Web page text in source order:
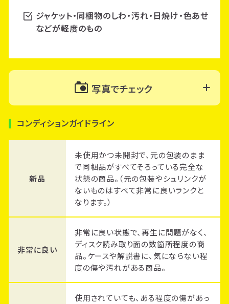
ジャケット・同梱物のしわ・汚れ・日焼け・色あせ
などが軽度のもの
写真でチェック
コンディションガイドライン
新品
未使用かつ未開封で、元の包装のまま
で同梱品がすべてそろっている完全な
状態の商品。（元の包装やシュリンクが
ないものはすべて非常に良いランクと
なります。）
非常に良い
非常に良い状態で、再生に問題がなく、
ディスク読み取り面の数箇所程度の商
品。ケースや解説書に、気にならない程
度の傷や汚れがある商品。
使用されていても、ある程度の傷があっ